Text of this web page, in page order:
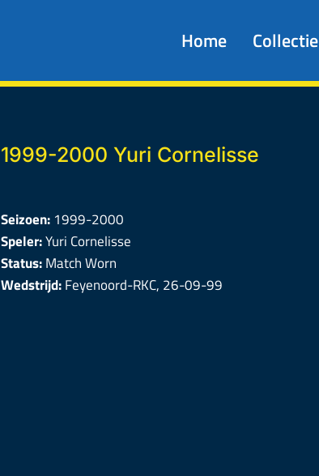
Home Collectie
1999-2000 Yuri Cornelisse
Seizoen: 1999-2000
Speler:Yuri Cornelisse
Status:Match Worn
Wedstrijd:Feyenoord-RKC, 26-09-99